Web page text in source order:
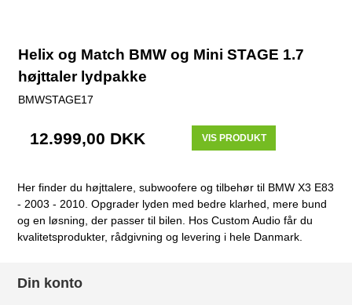
Helix og Match BMW og Mini STAGE 1.7
højttaler lydpakke
BMWSTAGE17
12.999,00 DKK VIS PRODUKT
Her finder du højttalere, subwoofere og tilbehør til BMW X3 E83
- 2003 - 2010. Opgrader lyden med bedre klarhed, mere bund
og en løsning, der passer til bilen. Hos Custom Audio får du
kvalitetsprodukter, rådgivning og levering i hele Danmark.
Din konto